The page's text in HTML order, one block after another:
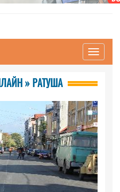
Toggle
» РАТУША